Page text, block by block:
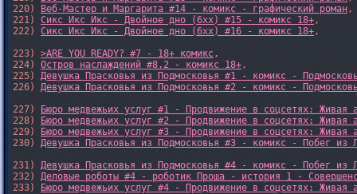
220)
Веб-Мастер и Маргарита #14 - комикс - графический роман,
221) Сикс Икс Икс - Двойное дно (6xx) #15 - комикс 18+,
222) Сикс Икс Икс - Двойное дно (6xx) #16 - комикс 18+,
223) >ARE YOU READY? #7 - 18+ комикс,
224) Остров наслаждений #8.2 - комикс 18+,
225) Девушка Прасковья из Подмосковья #1 - комикс -
226) Девушка Прасковья из Подмосковья #2 - комикс -
227)
Бюро медвежьих услуг #1 - Продвижение в соцсетях: Живая
228)
Бюро медвежьих услуг #2 - Продвижение в соцсетях: Живая
229)
Бюро медвежьих услуг #3 - Продвижение в соцсетях: Живая
230) Девушка Прасковья из Подмосковья #3 - комикс - Побег из
231) Девушка Прасковья из Подмосковья #4 - комикс - Побег из
232) Деловые роботы #4 - роботик Проша - история 1 -
233)
Бюро медвежьих услуг #4 - Продвижение в соцсетях: Живая